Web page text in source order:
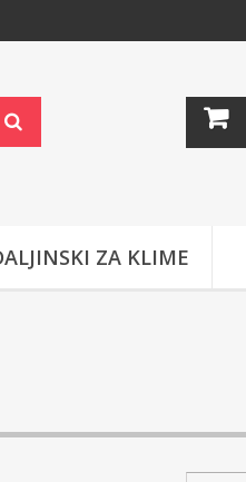
ZA KLIME